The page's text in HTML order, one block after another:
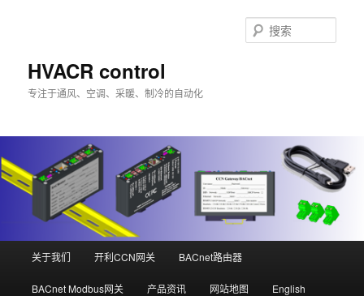
HVACR control
专注于通风、空调、采暖、制冷的自动化
索
关于我们 开利CCN网关 BACnet路由器
BACnet Modbus网关 产品资讯 网站地图 English